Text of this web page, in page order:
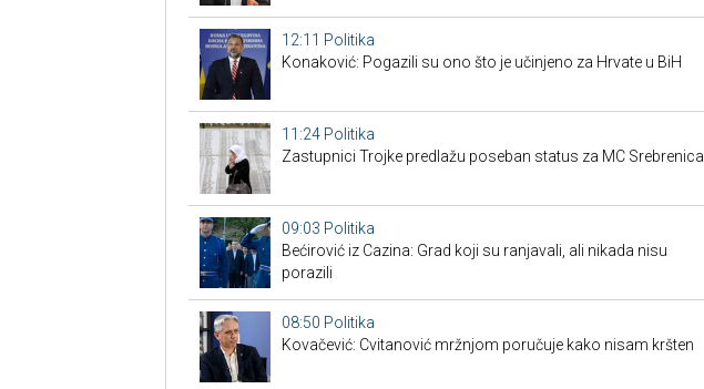
12:11 Politika
Konaković: Pogazili su ono što je učinjeno za Hrvate u BiH
11:24 Politika
Zastupnici Trojke predlažu poseban status za MC Srebrenica
09:03 Politika
Bećirović iz Cazina: Grad koji su ranjavali, ali nikada nisu
porazili
08:50 Politika
Kovačević: Cvitanović mržnjom poručuje kako nisam kršten